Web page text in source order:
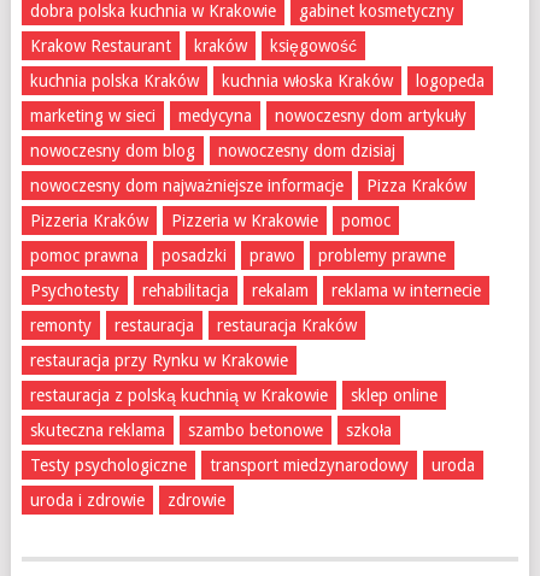
dobra polska kuchnia w Krakowie
gabinet kosmetyczny
Krakow Restaurant
kraków
księgowość
kuchnia polska Kraków
kuchnia włoska Kraków
logopeda
marketing w sieci
medycyna
nowoczesny dom artykuły
nowoczesny dom blog
nowoczesny dom dzisiaj
nowoczesny dom najważniejsze informacje
Pizza Kraków
Pizzeria Kraków
Pizzeria w Krakowie
pomoc
pomoc prawna
posadzki prawo
problemy prawne
Psychotesty
rehabilitacja rekalam
reklama w internecie
remonty
restauracja
restauracja Kraków
restauracja przy Rynku w Krakowie
restauracja z polską kuchnią w Krakowie
sklep online
skuteczna reklama
szambo betonowe
szkoła
Testy psychologiczne
transport miedzynarodowy
uroda
uroda i zdrowie
zdrowie